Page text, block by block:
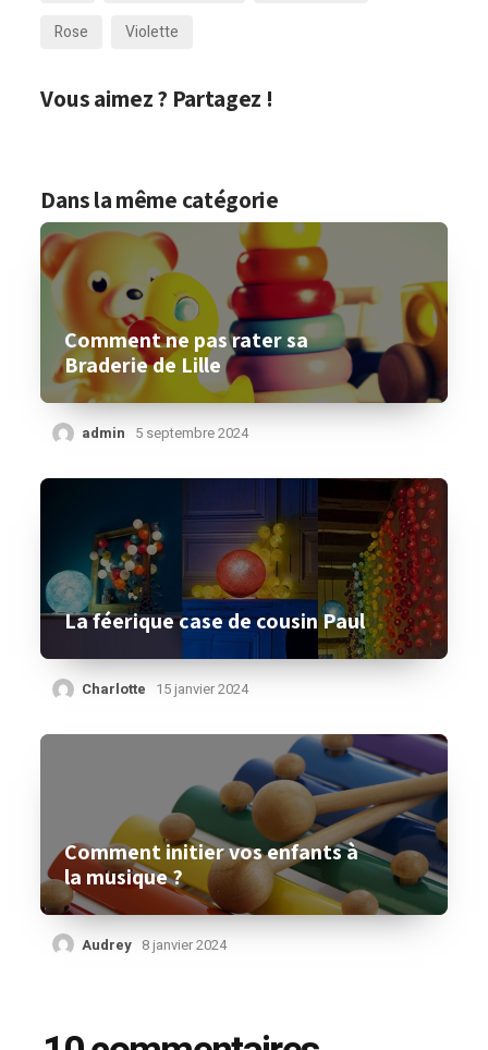
Rose
Violette
Vous aimez ? Partagez !
Dans la même catégorie
Comment ne pas rater sa
Braderie de Lille
admin 5 septembre 2024
La féerique case de cousin Paul
Charlotte 15 janvier 2024
Comment initier vos enfants à
la musique ?
Audrey 8 janvier 2024